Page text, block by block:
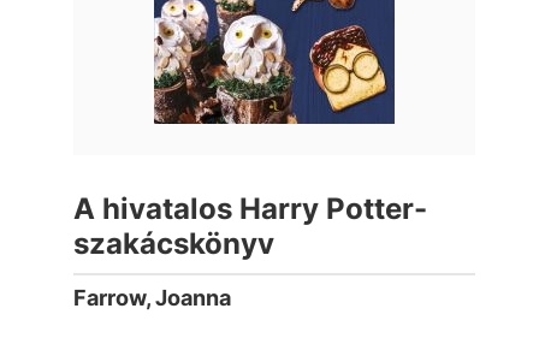
A hivatalos Harry Potter-
szakácskönyv
Farrow, Joanna